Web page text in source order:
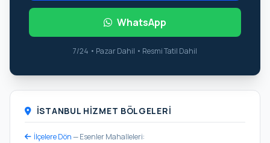
WhatsApp
7/24 • Pazar Dahil • Resmi Tatil Dahil
İSTANBUL HIZMET BÖLGELERI
İlçelere Dön— Esenler Mahalleleri: